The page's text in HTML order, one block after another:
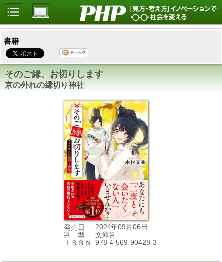
書籍
そのご縁、お切りします
京の外れの縁切り神社
発売日
2024年09月06日
判 型
文庫判
ＩＳＢＮ
978-4-569-90428-3